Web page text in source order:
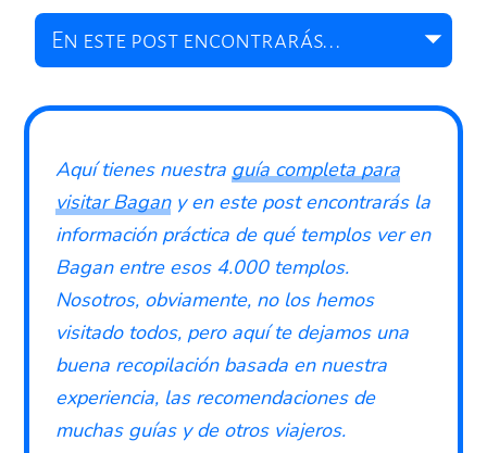
Aquí tienes nuestraguía completa para
visitar Bagany en este post encontrarás la
información práctica de qué templos ver en
Bagan entre esos 4.000 templos.
Nosotros, obviamente, no los hemos
visitado todos, pero aquí te dejamos una
buena recopilación basada en nuestra
experiencia, las recomendaciones de
muchas guías y de otros viajeros.